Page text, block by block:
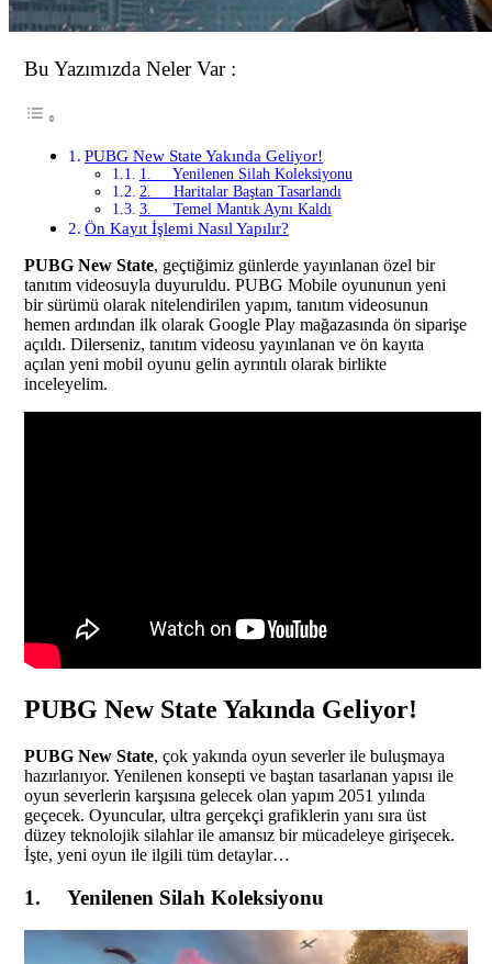
Bu Yazımızda Neler Var :
PUBG New State Yakında Geliyor!
1. Yenilenen Silah Koleksiyonu
2. Haritalar Baştan Tasarlandı
3. Temel Mantık Aynı Kaldı
Ön Kayıt İşlemi Nasıl Yapılır?
PUBG New State, geçtiğimiz günlerde yayınlanan özel bir
tanıtım videosuyla duyuruldu. PUBG Mobile oyununun yeni
bir sürümü olarak nitelendirilen yapım, tanıtım videosunun
hemen ardından ilk olarak Google Play mağazasında ön siparişe
açıldı. Dilerseniz, tanıtım videosu yayınlanan ve ön kayıta
açılan yeni mobil oyunu gelin ayrıntılı olarak birlikte
inceleyelim.
PUBG New State Yakında Geliyor!
PUBG New State, çok yakında oyun severler ile buluşmaya
hazırlanıyor. Yenilenen konsepti ve baştan tasarlanan yapısı ile
oyun severlerin karşısına gelecek olan yapım 2051 yılında
geçecek. Oyuncular, ultra gerçekçi grafiklerin yanı sıra üst
düzey teknolojik silahlar ile amansız bir mücadeleye girişecek.
İşte, yeni oyun ile ilgili tüm detaylar…
1. Yenilenen Silah Koleksiyonu